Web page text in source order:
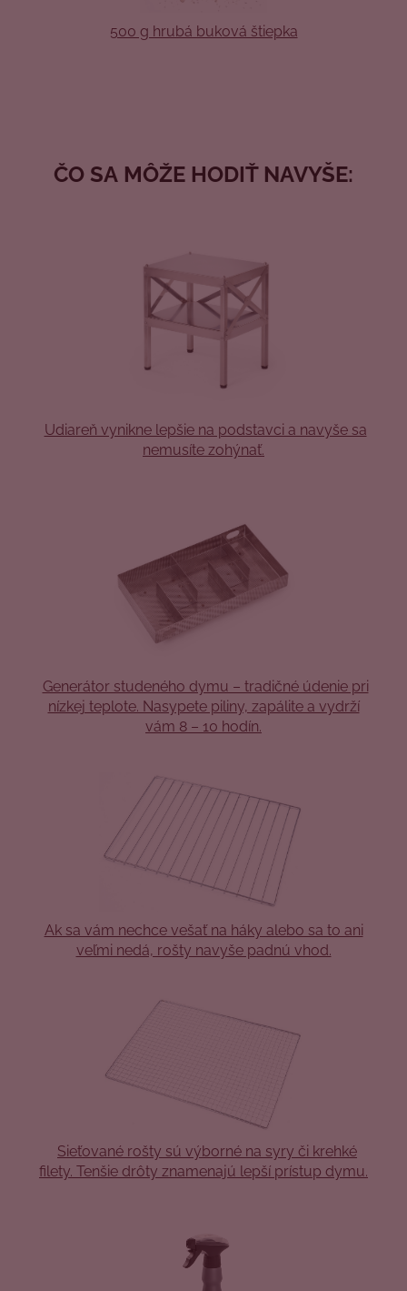
500 g hrubá buková štiepka
ČO SA MÔŽE HODIŤ NAVYŠE:
Udiareň vynikne lepšie na podstavci a navyše sa
nemusíte zohýnať.
Generátor studeného dymu – tradičné údenie pri
nízkej teplote. Nasypete piliny, zapálite a vydrží
vám 8 – 10 hodín.
Ak sa vám nechce vešať na háky alebo sa to ani
veľmi nedá, rošty navyše padnú vhod.
Sieťované rošty sú výborné na syry či krehké
filety. Tenšie drôty znamenajú lepší prístup dymu.